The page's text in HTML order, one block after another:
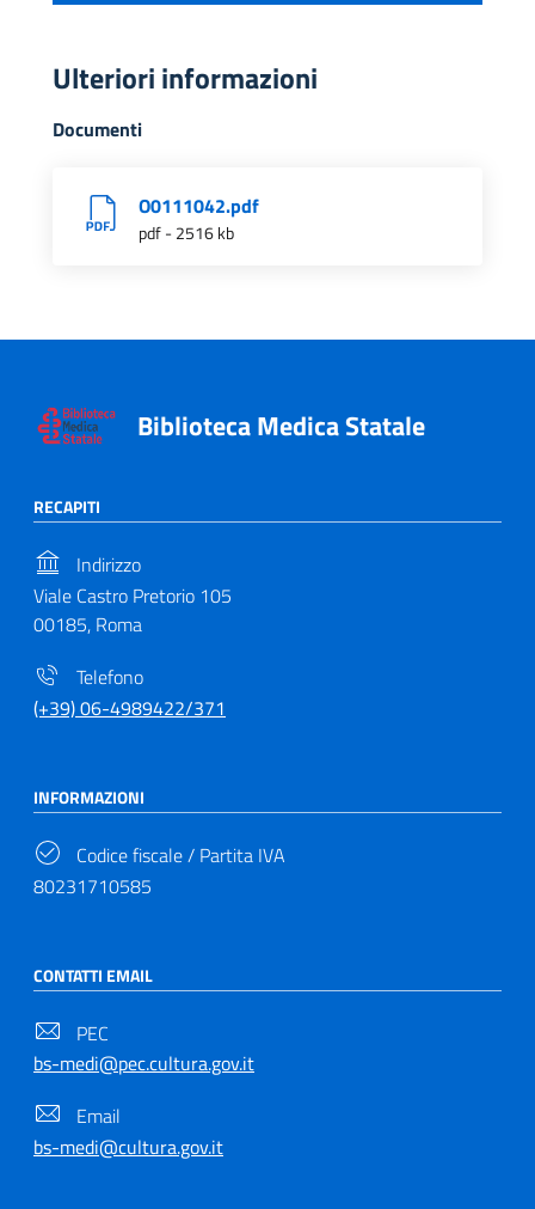
Ulteriori informazioni
Documenti
O0111042.pdf
pdf - 2516 kb
Biblioteca Medica Statale
RECAPITI
Indirizzo
Viale Castro Pretorio 105
00185, Roma
Telefono
(+39) 06-4989422/371
INFORMAZIONI
Codice fiscale / Partita IVA
80231710585
CONTATTI EMAIL
PEC
bs-medi@pec.cultura.gov.it
Email
bs-medi@cultura.gov.it